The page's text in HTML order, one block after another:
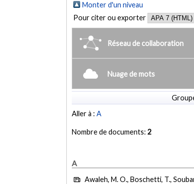
Monter d'un niveau
Pour citer ou exporter
Réseau de collaboration
Nuage de mots
Aller à :A
Nombre de documents:2
A
Awaleh, M. O., Boschetti, T.,